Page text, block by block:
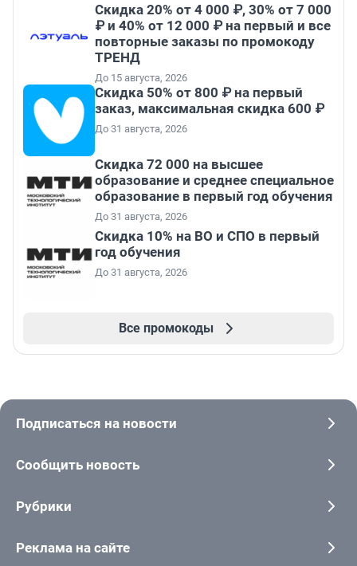
Скидка 20% от 4 000 ₽, 30% от 7 000
₽ и 40% от 12 000 ₽ на первый и все
повторные заказы по промокоду
ТРЕНД
До 15 августа, 2026
Скидка 50% от 800 ₽ на первый
заказ, максимальная скидка 600 ₽
До 31 августа, 2026
Скидка 72 000 на высшее
образование и среднее специальное
образование в первый год обучения
До 31 августа, 2026
Скидка 10% на ВО и СПО в первый
год обучения
До 31 августа, 2026
Все промокоды
Подписаться на новости
Сообщить новость
Рубрики
Реклама на сайте